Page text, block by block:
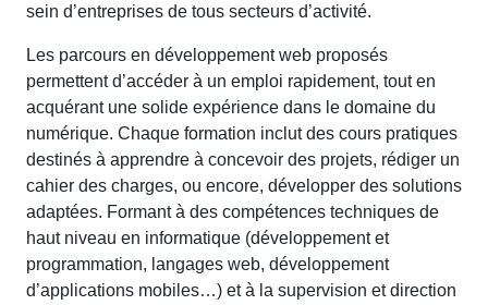
sein d’entreprises de tous secteurs d’activité.
Les parcours en développementweb proposés
permettent d’accéder à un emploi rapidement, touten
acquérant une solide expérience dans le domaine du
numérique. Chaque formation inclutdes cours pratiques
destinés à apprendre à concevoir des projets, rédiger un
cahier des charges, ou encore, développer des solutions
adaptées. Formant à des compétences techniques de
haut niveau en informatique (développement et
programmation, langages web, développement
d’applications mobiles…) et à la supervision et direction